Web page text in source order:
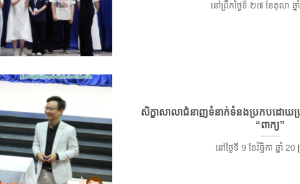
នៅព្រឹកថ្ងៃទី ២៧ ខែតុលា ឆ្ន
សិក្ខាសាលាជំនាញទំនាក់ទំនងប្រកបដោយ
“ពាក្យ”
នៅថ្ងៃទី 9 ខែវិច្ឆិកា ឆ្នាំ